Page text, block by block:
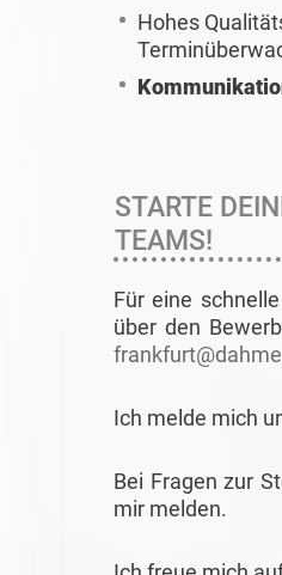
Hohes
STARTE
TEAMS!
Für eine
über den
Ich melde mich
Bei Fragen zur
mir melden.